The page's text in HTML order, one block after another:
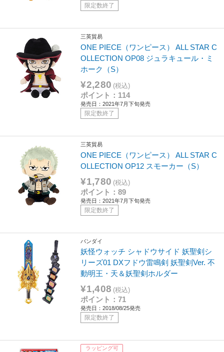
限定数終了
三英貿易
ONE PIECE（ワンピース） ALL STAR C
OLLECTION OP08 ジュラキュール・ミ
ホーク（S）
¥2,280 (税込)
ポイント：114
発売日：2021年7月下旬発売
限定数終了
三英貿易
ONE PIECE（ワンピース） ALL STAR C
OLLECTION OP12 スモーカー（S）
¥1,780 (税込)
ポイント：89
発売日：2021年7月下旬発売
限定数終了
バンダイ
妖怪ウォッチ シャドウサイド 妖聖剣シ
リーズ01 DXフドウ雷鳴剣 妖聖剣Ver. 不
動明王・天＆妖聖剣ホルダー
¥1,408 (税込)
ポイント：71
発売日：2018/08/25発売
限定数終了
ラッピング可